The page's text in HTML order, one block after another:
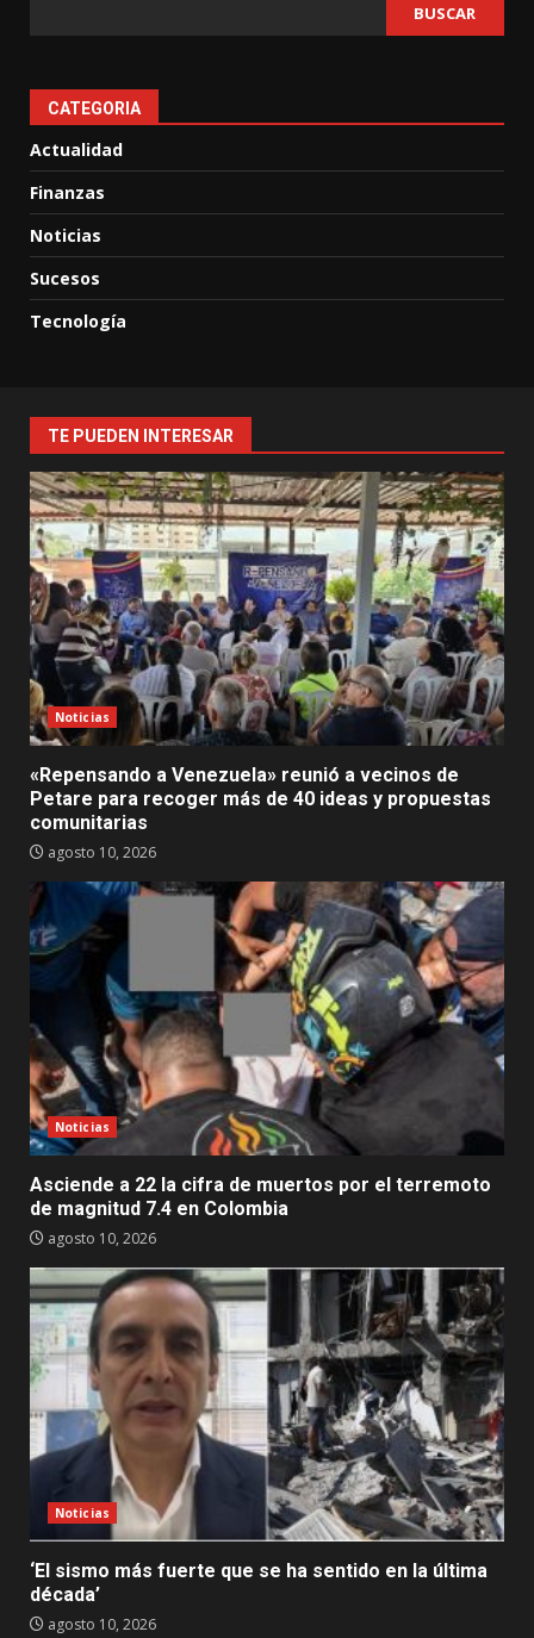
BUSCAR
CATEGORIA
Actualidad
Finanzas
Noticias
Sucesos
Tecnología
TE PUEDEN INTERESAR
Noticias
«Repensando a Venezuela» reunió a vecinos de
Petare para recoger más de 40 ideas y propuestas
comunitarias
agosto 10, 2026
Noticias
Asciende a 22 la cifra de muertos por el terremoto
de magnitud 7.4 en Colombia
agosto 10, 2026
Noticias
‘El sismo más fuerte que se ha sentido en la última
década’
agosto 10, 2026